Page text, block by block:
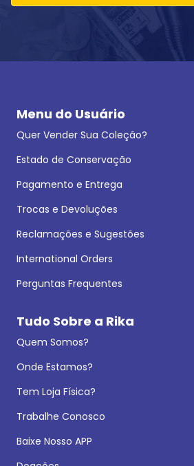
Menu do Usuário
Quer Vender Sua Coleção?
Estado de Conservação
Pagamento e Entrega
Trocas e Devoluções
Reclamações e Sugestões
International Orders
Perguntas Frequentes
Tudo Sobre a Rika
Quem Somos?
Onde Estamos?
Tem Loja Física?
Trabalhe Conosco
Baixe Nosso APP